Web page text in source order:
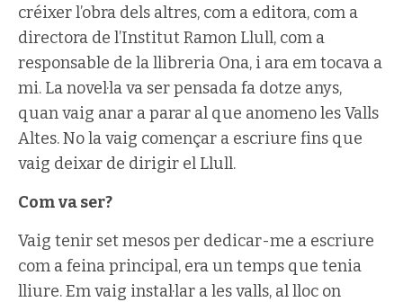
créixer l’obra dels altres, com a editora, com a
directora de l’Institut Ramon Llull, com a
responsable de la llibreria Ona, i ara em tocava a
mi. La novel·la va ser pensada fa dotze anys,
quan vaig anar a parar al que anomeno les Valls
Altes. No la vaig començar a escriure fins que
vaig deixar de dirigir el Llull.
Com va ser?
Vaig tenir set mesos per dedicar-me a escriure
com a feina principal, era un temps que tenia
lliure. Em vaig instal·lar a les valls, al lloc on